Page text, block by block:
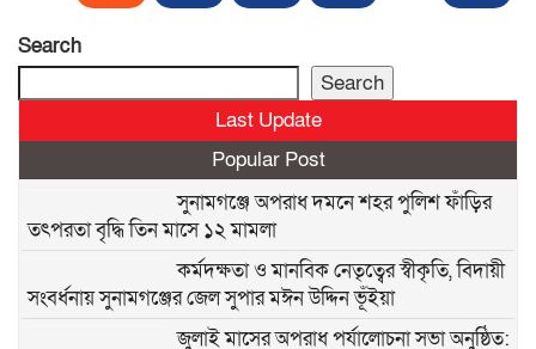
Search
Search
Last Update
Popular Post
সুনামগঞ্জে অপরাধ দমনে শহর পুলিশ ফাঁড়ির
তৎপরতা বৃদ্ধি তিন মাসে ১২ মামলা
কর্মদক্ষতা ও মানবিক নেতৃত্বের স্বীকৃতি, বিদায়ী
সংবর্ধনায় সুনামগঞ্জের জেল সুপার মঈন উদ্দিন ভূঁইয়া
জুলাই মাসের অপরাধ পর্যালোচনা সভা অনুষ্ঠিত: